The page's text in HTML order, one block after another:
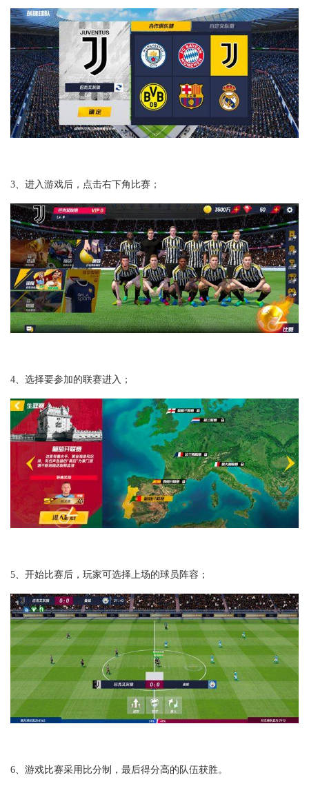
3、进入游戏后，点击右下角比赛；
4、选择要参加的联赛进入；
5、开始比赛后，玩家可选择上场的球员阵容；
6、游戏比赛采用比分制，最后得分高的队伍获胜。